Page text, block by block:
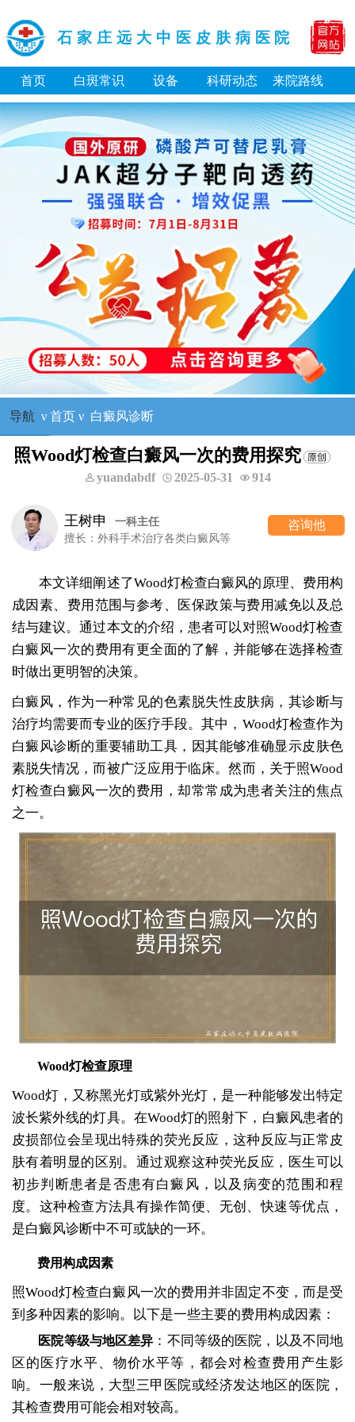
石家庄远大中医皮肤病医院
首页 白斑常识 设备 科研动态 来院路线
导航 ν 首页ν 白癜风诊断
照Wood灯检查白癜风一次的费用探究
yuandabdf 2025-05-31 914
王树申
一科主任
擅长：外科手术治疗各类白癜风等
咨询他
本文详细阐述了Wood灯检查白癜风的原理、费用构
成因素、费用范围与参考、医保政策与费用减免以及总
结与建议。通过本文的介绍，患者可以对照Wood灯检查
白癜风一次的费用有更全面的了解，并能够在选择检查
时做出更明智的决策。
白癜风，作为一种常见的色素脱失性皮肤病，其诊断与
治疗均需要而专业的医疗手段。其中，Wood灯检查作为
白癜风诊断的重要辅助工具，因其能够准确显示皮肤色
素脱失情况，而被广泛应用于临床。然而，关于照Wood
灯检查白癜风一次的费用，却常常成为患者关注的焦点
之一。
Wood灯检查原理
Wood灯，又称黑光灯或紫外光灯，是一种能够发出特定
波长紫外线的灯具。在Wood灯的照射下，白癜风患者的
皮损部位会呈现出特殊的荧光反应，这种反应与正常皮
肤有着明显的区别。通过观察这种荧光反应，医生可以
初步判断患者是否患有白癜风，以及病变的范围和程
度。这种检查方法具有操作简便、无创、快速等优点，
是白癜风诊断中不可或缺的一环。
费用构成因素
照Wood灯检查白癜风一次的费用并非固定不变，而是受
到多种因素的影响。以下是一些主要的费用构成因素：
医院等级与地区差异 ：不同等级的医院，以及不同地
区的医疗水平、物价水平等，都会对检查费用产生影
响。一般来说，大型三甲医院或经济发达地区的医院，
其检查费用可能会相对较高。